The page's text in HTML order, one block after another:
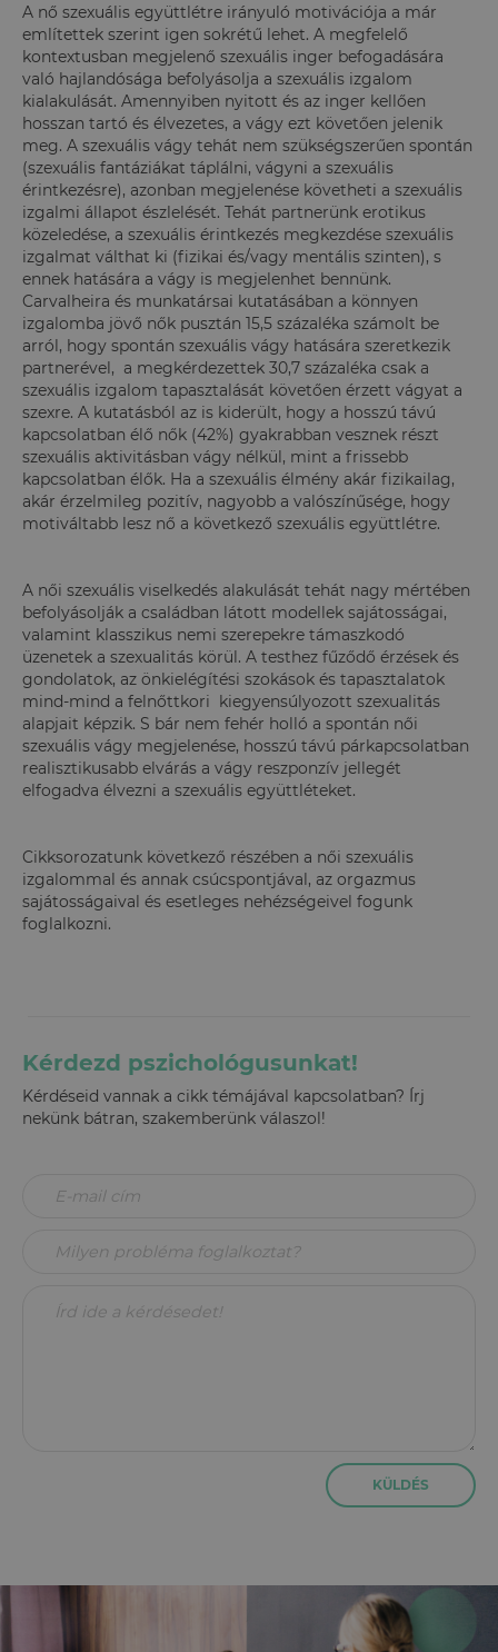
A nő szexuális együttlétre irányuló motivációja a már
említettek szerint igen sokrétű lehet. A megfelelő
kontextusban megjelenő szexuális inger befogadására
való hajlandósága befolyásolja a szexuális izgalom
kialakulását. Amennyiben nyitott és az inger kellően
hosszan tartó és élvezetes, a vágy ezt követően jelenik
meg. A szexuális vágy tehát nem szükségszerűen spontán
(szexuális fantáziákat táplálni, vágyni a szexuális
érintkezésre), azonban megjelenése követheti a szexuális
izgalmi állapot észlelését. Tehát partnerünk erotikus
közeledése, a szexuális érintkezés megkezdése szexuális
izgalmat válthat ki (fizikai és/vagy mentális szinten), s
ennek hatására a vágy is megjelenhet bennünk.
Carvalheira és munkatársai kutatásában a könnyen
izgalomba jövő nők pusztán 15,5 százaléka számolt be
arról, hogy spontán szexuális vágy hatására szeretkezik
partnerével, a megkérdezettek 30,7 százaléka csak a
szexuális izgalom tapasztalását követően érzett vágyat a
szexre. A kutatásból az is kiderült, hogy a hosszú távú
kapcsolatban élő nők (42%) gyakrabban vesznek részt
szexuális aktivitásban vágy nélkül, mint a frissebb
kapcsolatban élők. Ha a szexuális élmény akár fizikailag,
akár érzelmileg pozitív, nagyobb a valószínűsége, hogy
motiváltabb lesz nő a következő szexuális együttlétre.
A női szexuális viselkedés alakulását tehát nagy mértében
befolyásolják a családban látott modellek sajátosságai,
valamint klasszikus nemi szerepekre támaszkodó
üzenetek a szexualitás körül. A testhez fűződő érzések és
gondolatok, az önkielégítési szokások és tapasztalatok
mind-mind a felnőttkori kiegyensúlyozott szexualitás
alapjait képzik. S bár nem fehér holló a spontán női
szexuális vágy megjelenése, hosszú távú párkapcsolatban
realisztikusabb elvárás a vágy reszponzív jellegét
elfogadva élvezni a szexuális együttléteket.
Cikksorozatunk következő részében a női szexuális
izgalommal és annak csúcspontjával, az orgazmus
sajátosságaival és esetleges nehézségeivel fogunk
foglalkozni.
Kérdezd pszichológusunkat!
Kérdéseid vannak a cikk témájával kapcsolatban? Írj
nekünk bátran, szakemberünk válaszol!
KÜLDÉS